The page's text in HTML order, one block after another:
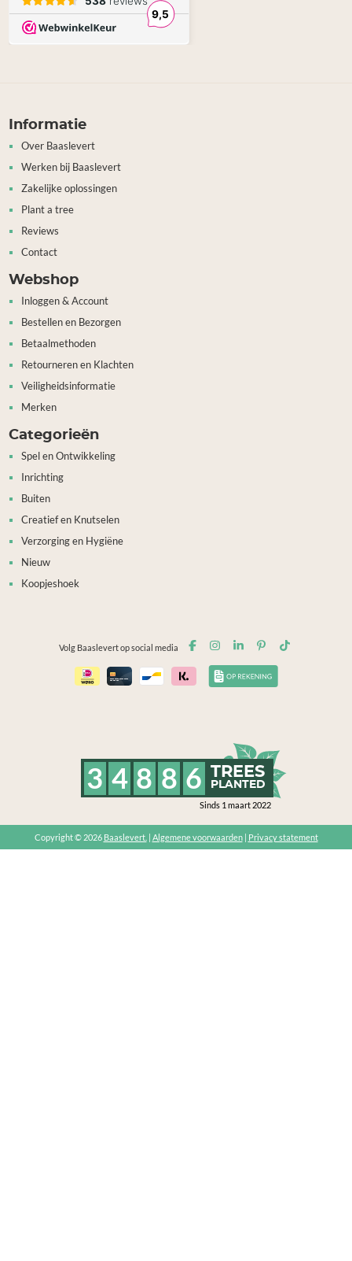
Informatie
Over Baaslevert
Werken bij Baaslevert
Zakelijke oplossingen
Plant a tree
Reviews
Contact
Webshop
Inloggen & Account
Bestellen en Bezorgen
Betaalmethoden
Retourneren en Klachten
Veiligheidsinformatie
Merken
Categorieën
Spel en Ontwikkeling
Inrichting
Buiten
Creatief en Knutselen
Verzorging en Hygiëne
Nieuw
Koopjeshoek
Volg Baaslevert op social media
3 4 8 8 6 TREES
PLANTED
Sinds 1 maart 2022
Copyright © 2026 Baaslevert. Algemene voorwaarden| Privacy statement